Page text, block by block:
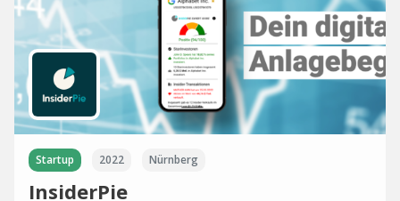
Startup 2022 Nürnberg
InsiderPie